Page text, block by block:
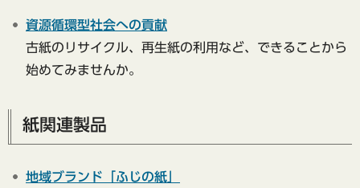
資源循環型社会への貢献
古紙のリサイクル、再生紙の利用など、できることから
始めてみませんか。
紙関連製品
地域ブランド「ふじの紙」